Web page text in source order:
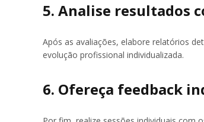
5. Analise resultados
Após as avaliações, elabore relatórios
evolução profissional individualizada.
6. Ofereça feedback